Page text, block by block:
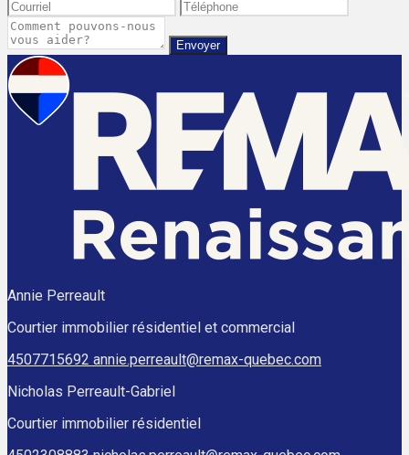
Envoyer
Annie Perreault
Courtier immobilier résidentiel et commercial
4507715692 annie.perreault@remax-quebec.com
Nicholas Perreault-Gabriel
Courtier immobilier résidentiel